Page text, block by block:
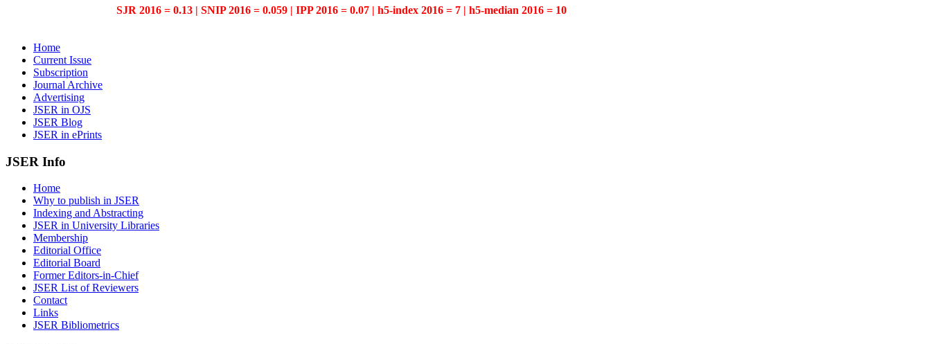
SJR 2016 = 0.13 | SNIP 2016 = 0.059 | IPP 2016 = 0.07 | h5-index 2016 = 7 | h5-median 2016 = 10
Home
Current Issue
Subscription
Journal Archive
Advertising
JSER in OJS
JSER Blog
JSER in ePrints
JSER Info
Home
Why to publish in JSER
Indexing and Abstracting
JSER in University Libraries
Membership
Editorial Office
Editorial Board
Former Editors-in-Chief
JSER List of Reviewers
Contact
Links
JSER Bibliometrics